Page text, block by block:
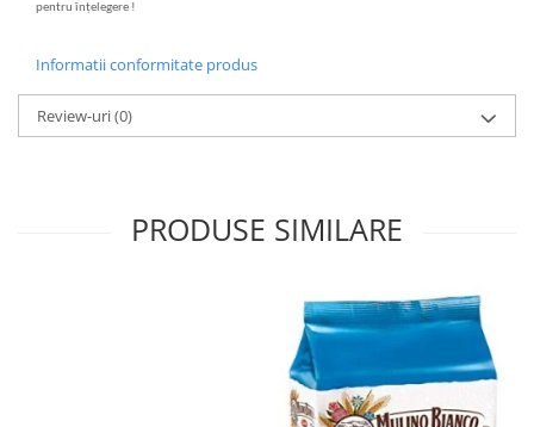
pentru înțelegere !
Informatii conformitate produs
Review-uri(0)
PRODUSE SIMILARE